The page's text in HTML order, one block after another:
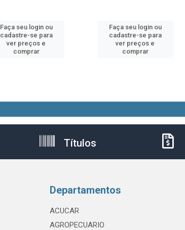
Faça seu login ou
cadastre-se para
ver preços e
comprar
Faça seu login ou
cadastre-se para
ver preços e
comprar
Títulos
Departamentos
ACUCAR
AGROPECUARIO